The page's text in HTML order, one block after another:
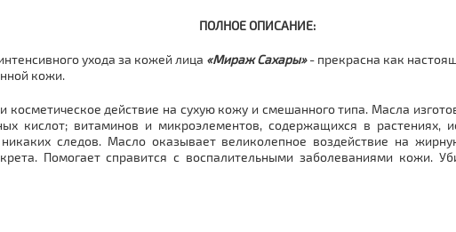
ПОЛНОЕ ОПИСАНИЕ:
ухода за кожей лица «Мираж Сахары»- прекрасна как
кожи.
действие на сухую кожу и смешанного типа. Масла
кислот; витаминов и микроэлементов, содержащихся в растениях,
следов. Масло оказывает великолепное воздействие на
Помогает справится с воспалительными заболеваниями кожи.